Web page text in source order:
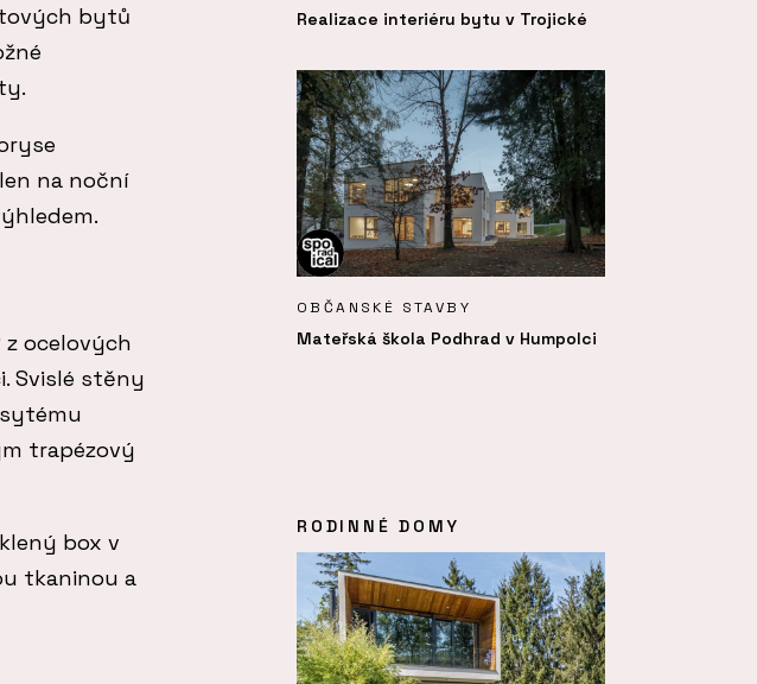
bytů
na noční
z ocelových
Svislé stěny
trapézový
box v
tkaninou a
Realizace interiéru bytu v Trojické
OBČANSKÉ STAVBY
Mateřská škola Podhrad v Humpolci
RODINNÉ DOMY